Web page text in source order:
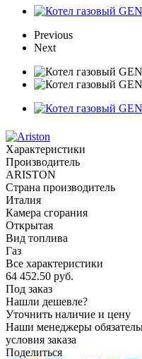
Previous
Next
Характеристики
Производитель
ARISTON
Страна производитель
Италия
Камера сгорания
Открытая
Вид топлива
Газ
Все характеристики
64 452.50 руб.
Под заказ
Нашли дешевле?
Уточнить наличие и цену
Наши менеджеры
условия заказа
Поделиться